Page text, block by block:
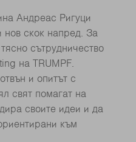
Андреас Ригуци
нов скок напред. За
сътрудничество
на TRUMPF.
и опитът с
свят помагат на
своите идеи и да
към